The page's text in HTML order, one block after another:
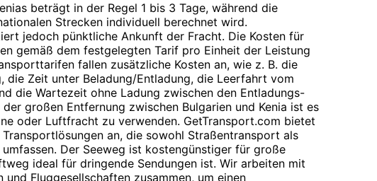
beträgt in der Regel 1 bis 3 Tage, während die
Strecken individuell berechnet wird.
jedoch pünktliche Ankunft der Fracht. Die Kosten für
gemäß dem festgelegten Tarif pro Einheit der Leistung
fallen zusätzliche Kosten an, wie z. B. die
die Zeit unter Beladung/Entladung, die Leerfahrt vom
die Wartezeit ohne Ladung zwischen den Entladungs-
großen Entfernung zwischen Bulgarien und Kenia ist es
oder Luftfracht zu verwenden. GetTransport.com bietet
an, die sowohl Straßentransport als
Der Seeweg ist kostengünstiger für große
ideal für dringende Sendungen ist. Wir arbeiten mit
und Fluggesellschaften zusammen, um einen